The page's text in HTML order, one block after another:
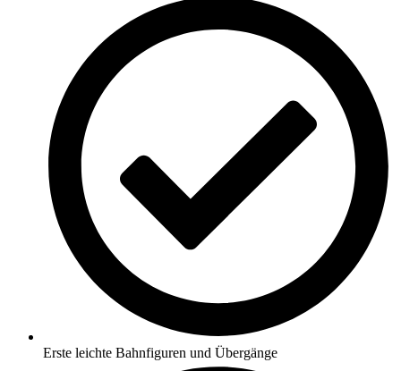
Erste leichte Bahnfiguren und Übergänge